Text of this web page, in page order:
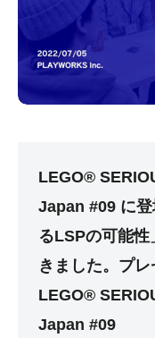
LEGO®
Japan #09 に
るLSPの可能
きました。プレ
LEGO®
Japan #09